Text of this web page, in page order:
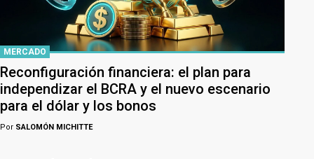
MERCADO
Reconfiguración financiera: el plan para
independizar el BCRA y el nuevo escenario
para el dólar y los bonos
Por SALOMÓN MICHITTE